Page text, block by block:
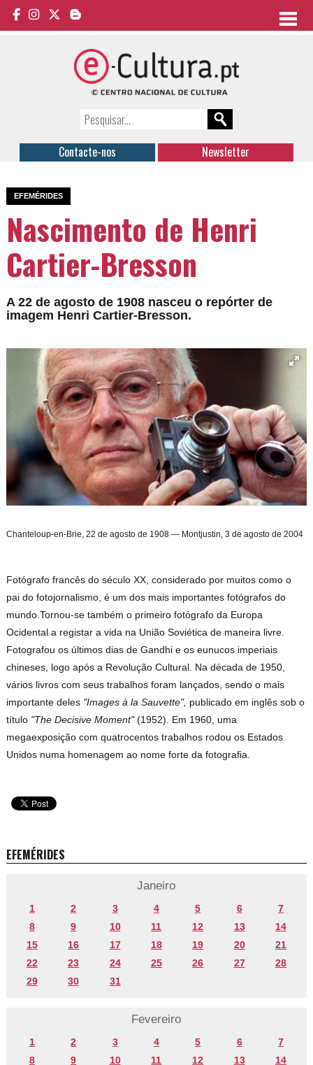
Contacte-nos Newsletter
EFEMÉRIDES
Nascimento de Henri
Cartier-Bresson
A 22 de agosto de 1908 nasceu o repórter de
imagem Henri Cartier-Bresson.
Chanteloup-en-Brie, 22 de agosto de 1908 — Montjustin, 3 de agosto de 2004
Fotógrafo francês do século XX, considerado por muitos como o
pai do fotojornalismo, é um dos mais importantes fotógrafos do
mundo.Tornou-se também o primeiro fotógrafo da Europa
Ocidental a registar a vida na União Soviética de maneira livre.
Fotografou os últimos dias de Gandhi e os eunucos imperiais
chineses, logo após a Revolução Cultural. Na década de 1950,
vários livros com seus trabalhos foram lançados, sendo o mais
importante deles "Images à la Sauvette", publicado em inglês sob o
título "The Decisive Moment"(1952). Em 1960, uma
megaexposição com quatrocentos trabalhos rodou os Estados
Unidos numa homenagem ao nome forte da fotografia.
EFEMÉRIDES
Janeiro
1 2 3 4 5 6
7
8
9 10 11 12 13
14
15
16 17 18 19 20
21
22
23 24 25 26 27
28
29
30 31
Fevereiro
1 2 3 4 5 6
7
8
9 10 11 12 13
14